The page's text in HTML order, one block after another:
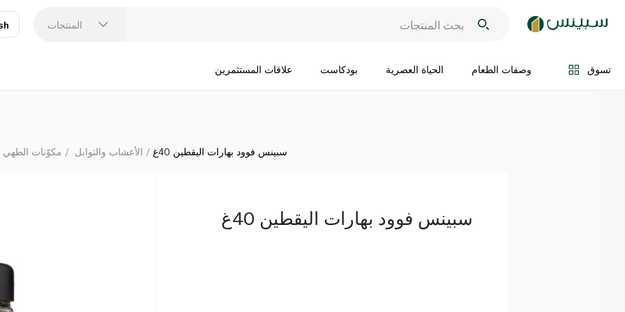
المنتجات
تسوق وصفات الطعام الحياة العصرية بودكاست علاقات المستثمرين
اضف الى السلة
مكوّنات الطهي الأعشاب والتوابل سبينس فوود بهارات اليقطين 40غ
سبينس فوود بهارات اليقطين 40غ